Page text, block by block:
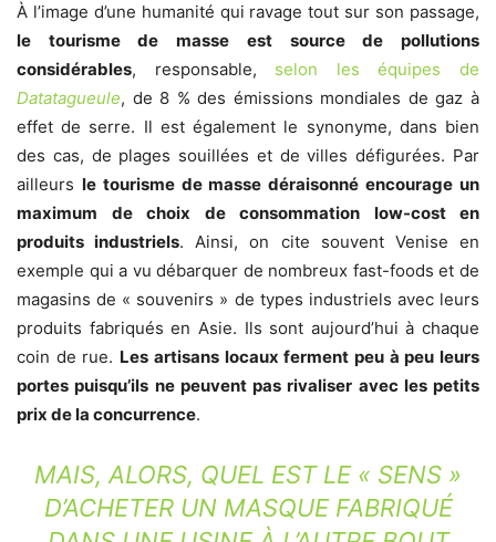
À l’image d’une humanité qui ravage tout sur son passage,
le tourisme de masse est source de pollutions
considérables, responsable, selon les équipes de
Datatagueule, de 8 % des émissions mondiales de gaz à
effet de serre. Il est également le synonyme, dans bien
des cas, de plages souillées et de villes défigurées. Par
ailleurs le tourisme de masse déraisonné encourage un
maximum de choix de consommation low-cost en
produits industriels. Ainsi, on cite souvent Venise en
exemple qui a vu débarquer de nombreux fast-foods et de
magasins de « souvenirs » de types industriels avec leurs
produits fabriqués en Asie. Ils sont aujourd’hui à chaque
coin de rue. Les artisans locaux ferment peu à peu leurs
portes puisqu’ils ne peuvent pas rivaliser avec les petits
prix de la concurrence.
MAIS, ALORS, QUEL EST LE « SENS »
D’ACHETER UN MASQUE FABRIQUÉ